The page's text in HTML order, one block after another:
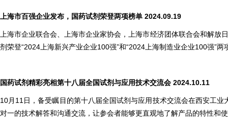
上海市百强企业发布，国药试剂荣登两项榜单 2024.09.19
上海市企业联合会、上海市企业家协会，上海市经济团体联合会和解
剂荣登“2024上海新兴产业企业100强”和“2024上海制造业企业100强”
国药试剂精彩亮相第十八届全国试剂与应用技术交流会 2024.10.11
10月11日，备受瞩目的第十八届全国试剂与应用技术交流会在西安工
对一的技术解答和沟通交流，让参会者能够更直观地了解产品的特性和